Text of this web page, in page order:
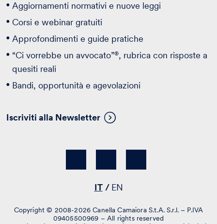
Aggiornamenti normativi e nuove leggi
Corsi e webinar gratuiti
Approfondimenti e guide pratiche
“Ci vorrebbe un avvocato”®, rubrica con risposte a
quesiti reali
Bandi, opportunità e agevolazioni
Iscriviti alla Newsletter
IT EN
Copyright © 2008-2026 Canella Camaiora S.t.A. S.r.l. – P.IVA
09405500969 – All rights reserved